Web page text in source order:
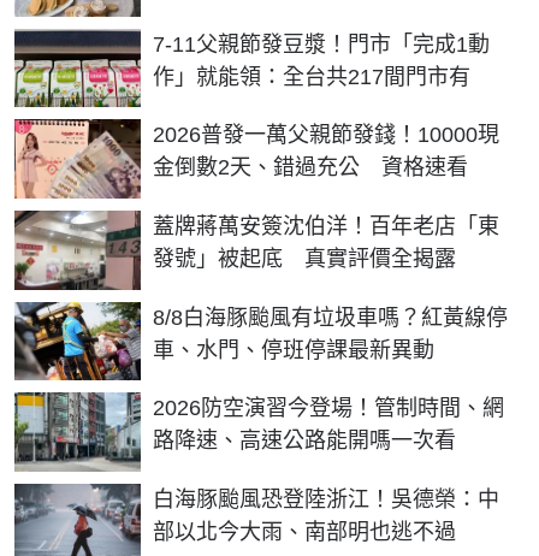
7-11父親節發豆漿！門市「完成1動
作」就能領：全台共217間門市有
2026普發一萬父親節發錢！10000現
金倒數2天、錯過充公 資格速看
蓋牌蔣萬安簽沈伯洋！百年老店「東
發號」被起底 真實評價全揭露
8/8白海豚颱風有垃圾車嗎？紅黃線停
車、水門、停班停課最新異動
2026防空演習今登場！管制時間、網
路降速、高速公路能開嗎一次看
白海豚颱風恐登陸浙江！吳德榮：中
部以北今大雨、南部明也逃不過